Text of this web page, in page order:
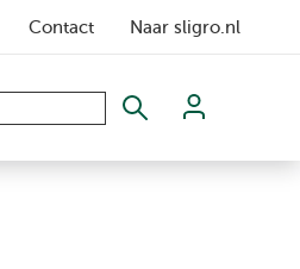
Contact Naar sligro.nl